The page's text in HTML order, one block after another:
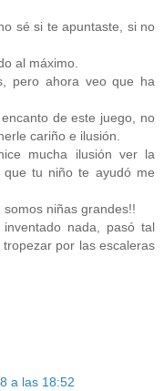
sé si te apuntaste, si no
al máximo.
pero ahora veo que ha
de este juego, no
cariño e ilusión.
mucha ilusión ver la
tu niño te ayudó me
niñas grandes!!
nada, pasó tal
por las escaleras
a las 18:52